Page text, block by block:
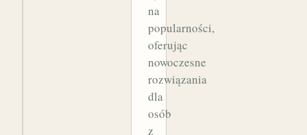
na
popularności,
oferując
nowoczesne
rozwiązania
dla
osób
z